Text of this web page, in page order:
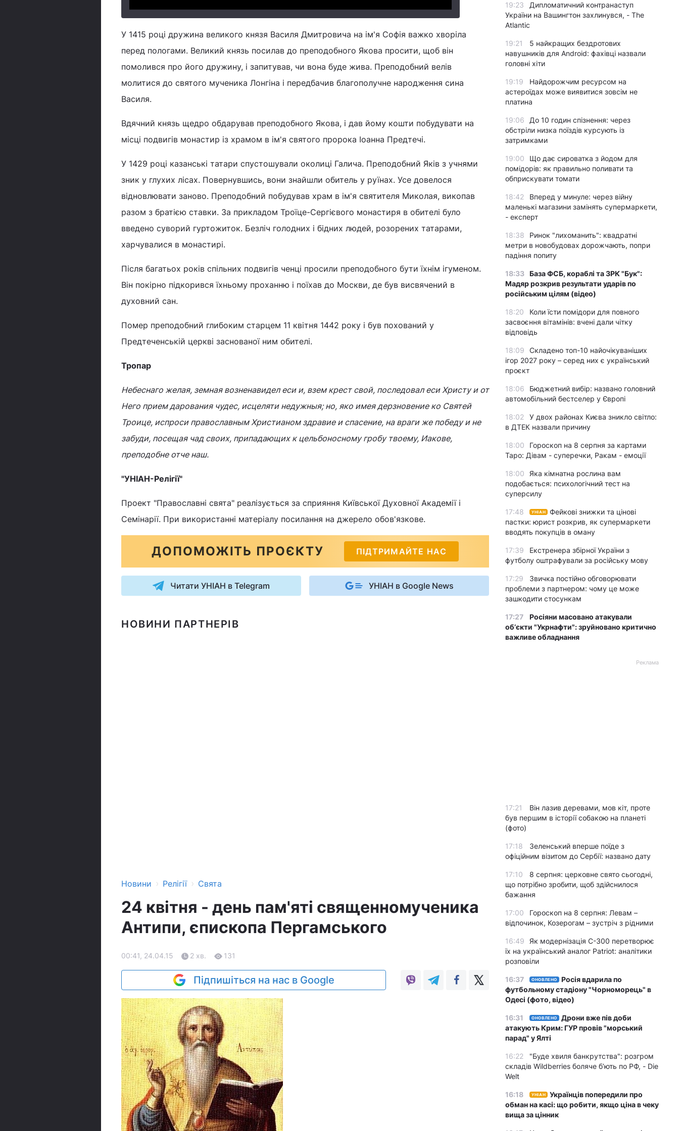
У 1415 році дружина великого князя Василя Дмитровича на ім'я Софія важко хворіла
перед пологами. Великий князь посилав до преподобного Якова просити, щоб він
помолився про його дружину, і запитував, чи вона буде жива. Преподобний велів
молитися до святого мученика Лонгіна і передбачив благополучне народження сина
Василя.
Вдячний князь щедро обдарував преподобного Якова, і дав йому кошти побудувати на
місці подвигів монастир із храмом в ім'я святого пророка Іоанна Предтечі.
У 1429 році казанські татари спустошували околиці Галича. Преподобний Яків з учнями
зник у глухих лісах. Повернувшись, вони знайшли обитель у руїнах. Усе довелося
відновлювати заново. Преподобний побудував храм в ім'я святителя Миколая, викопав
разом з братією ставки. За прикладом Троїце-Сергієвого монастиря в обителі було
введено суворий гуртожиток. Безліч голодних і бідних людей, розорених татарами,
харчувалися в монастирі.
Після багатьох років спільних подвигів ченці просили преподобного бути їхнім ігуменом.
Він покірно підкорився їхньому проханню і поїхав до Москви, де був висвячений в
духовний сан.
Помер преподобний глибоким старцем 11 квітня 1442 року і був похований у
Предтеченській церкві заснованої ним обителі.
Тропар
Небеснаго желая, земная возненавидел еси и, взем крест свой, последовал еси Христу и от
Него прием дарования чудес, исцеляти недужныя; но, яко имея дерзновение ко Святей
Троице, испроси православным Христианом здравие и спасение, на враги же победу и не
забуди, посещая чад своих, припадающих к цельбоносному гробу твоему, Иакове,
преподобне отче наш.
"УНІАН-Релігії"
Проект "Православні свята" реалізується за сприяння Київської Духовної Академії і
Семінарії. При використанні матеріалу посилання на джерело обов'язкове.
ДОПОМОЖІТЬ ПРОЄКТУ ПІДТРИМАЙТЕ НАС
Читати УНІАН в Telegram УНІАН в Google News
НОВИНИ ПАРТНЕРІВ
Новини › Релігії › Свята
24 квітня - день пам'яті священномученика
Антипи, єпископа Пергамського
00:41, 24.04.15 2 хв. 131
Підпишіться на нас в Google
19:23
Дипломатичний контранаступ
України на Вашингтон захлинувся, - The
Atlantic
19:21
5 найкращих бездротових
навушників для Android: фахівці назвали
головні хіти
19:19
Найдорожчим ресурсом на
астероїдах може виявитися зовсім не
платина
19:06
До 10 годин спізнення: через
обстріли низка поїздів курсують із
затримками
19:00
Що дає сироватка з йодом для
помідорів: як правильно поливати та
обприскувати томати
18:42
Вперед у минуле: через війну
маленькі магазини замінять супермаркети,
- експерт
18:38
Ринок "лихоманить": квадратні
метри в новобудовах дорожчають, попри
падіння попиту
18:33 База ФСБ, кораблі та ЗРК "Бук":
Мадяр розкрив результати ударів по
російським цілям (відео)
18:20
Коли їсти помідори для повного
засвоєння вітамінів: вчені дали чітку
відповідь
18:09
Складено топ-10 найочікуваніших
ігор 2027 року – серед них є український
проєкт
18:06
Бюджетний вибір: названо головний
автомобільний бестселер у Європі
18:02
У двох районах Києва зникло світло:
в ДТЕК назвали причину
18:00
Гороскоп на 8 серпня за картами
Таро: Дівам - суперечки, Ракам - емоції
18:00
Яка кімнатна рослина вам
подобається: психологічний тест на
суперсилу
17:48 УНІАН
Фейкові знижки та цінові
пастки: юрист розкрив, як супермаркети
вводять покупців в оману
17:39
Екстренера збірної України з
футболу оштрафували за російську мову
17:29
Звичка постійно обговорювати
проблеми з партнером: чому це може
зашкодити стосункам
17:27
Росіяни масовано атакували
обʼєкти "Укрнафти": зруйновано критично
важливе обладнання
Реклама
17:21
Він лазив деревами, мов кіт, проте
був першим в історії собакою на планеті
(фото)
17:18
Зеленський вперше поїде з
офіційним візитом до Сербії: названо дату
17:10
8 серпня: церковне свято сьогодні,
що потрібно зробити, щоб здійснилося
бажання
17:00
Гороскоп на 8 серпня: Левам –
відпочинок, Козерогам – зустріч з рідними
16:49
Як модернізація С-300 перетворює
їх на український аналог Patriot: аналітики
розповіли
16:37 ОНОВЛЕНО
Росія вдарила по
футбольному стадіону "Чорноморець" в
Одесі (фото, відео)
16:31 ОНОВЛЕНО
Дрони вже пів доби
атакують Крим: ГУР провів "морський
парад" у Ялті
16:22
"Буде хвиля банкрутства": розгром
складів Wildberries боляче бʼють по РФ, - Die
Welt
16:18 УНІАН
Українців попередили про
обман на касі: що робити, якщо ціна в чеку
вища за цінник